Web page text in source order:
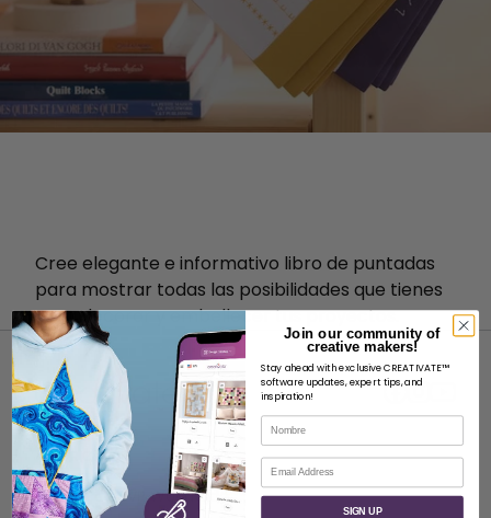
Cree elegante e informativo libro de puntadas
para mostrar todas las posibilidades que tienes
para decorar y embellecer tus proyectos.
ACERCA DE
Acerca de SVP Worldwide
Join our community of
creative makers!
Stay ahead with exclusive CREATIVATE™
software updates, expert tips, and
inspiration!
Nombre
Correo electrónico
SIGN UP